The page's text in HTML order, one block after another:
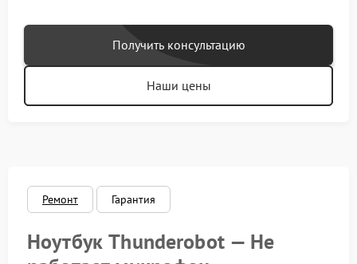
Получить консультацию
Наши цены
Ремонт Гарантия
Ноутбук Thunderobot — Не